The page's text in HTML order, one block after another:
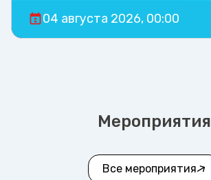
04 августа 2026, 00:00
Мероприятия
Все мероприятия